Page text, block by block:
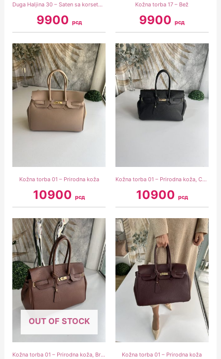
Duga Haljina 30 – Saten sa korsetom žuta
9900 рсд
Kožna torba 17 – Bež
9900рсд
Kožna torba 01 – Prirodna koža
10900рсд
Kožna torba 01 – Prirodna koža, Crna
10900 рсд
OUT OF STOCK
Kožna torba 01 – Prirodna koža, Braon Kožna torba 01 – Prirodna koža